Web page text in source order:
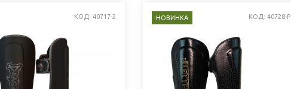
КОД: 40717-2 НОВИНКА КОД: 40728-P